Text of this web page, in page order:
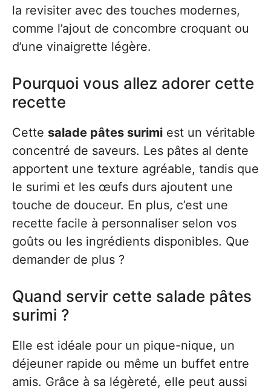
la revisiter avec des touches modernes,
comme l’ajout de concombre croquant ou
d’une vinaigrette légère.
Pourquoi vous allez adorer cette
recette
Cette salade pâtes surimi est un véritable
concentré de saveurs. Les pâtes al dente
apportent une texture agréable, tandis que
le surimi et les œufs durs ajoutent une
touche de douceur. En plus, c’est une
recette facile à personnaliser selon vos
goûts ou les ingrédients disponibles. Que
demander de plus ?
Quand servir cette salade pâtes
surimi ?
Elle est idéale pour un pique-nique, un
déjeuner rapide ou même un buffet entre
amis. Grâce à sa légèreté, elle peut aussi